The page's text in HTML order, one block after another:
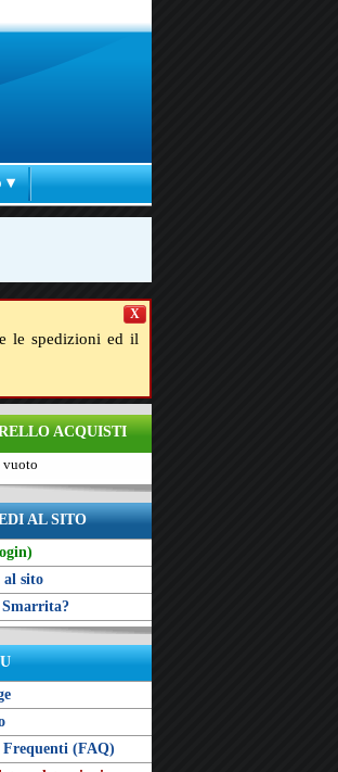
▾
le spedizioni ed il
X
ACQUISTI
vuoto
AL SITO
al sito
Smarrita?
Frequenti (FAQ)